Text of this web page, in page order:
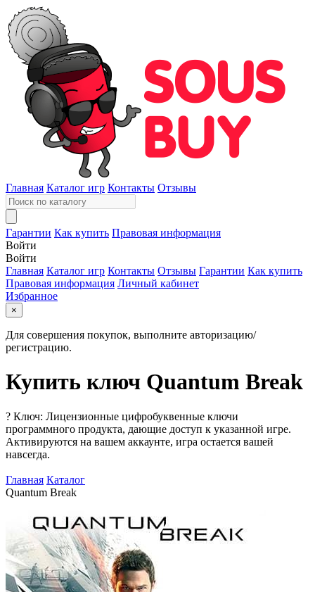
Главная Каталог игр Контакты Отзывы
Гарантии Как купить Правовая информация
Войти
Войти
Главная Каталог игр Контакты Отзывы Гарантии Как купить
Правовая информация Личный кабинет
Избранное
×
Для совершения покупок, выполните авторизацию/
регистрацию.
Купить ключ Quantum Break
? Ключ: Лицензионные цифробуквенные ключи
программного продукта, дающие доступ к указанной игре.
Активируются на вашем аккаунте, игра остается вашей
навсегда.
Главная Каталог
Quantum Break